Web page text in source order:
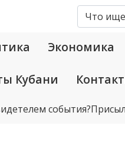
Экономика
Кубани
события?